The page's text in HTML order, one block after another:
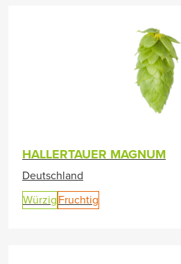
HALLERTAUER MAGNUM
Deutschland
Würzig Fruchtig